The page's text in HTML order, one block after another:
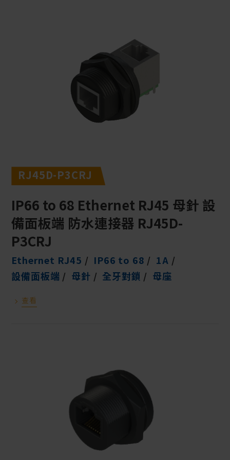
RJ45D-P3CRJ
IP66 to 68 Ethernet RJ45 母針 設
備面板端 防水連接器 RJ45D-
P3CRJ
Ethernet RJ45 IP66 to 68
1A
設備面板端
母針 全牙對鎖 母座
查看